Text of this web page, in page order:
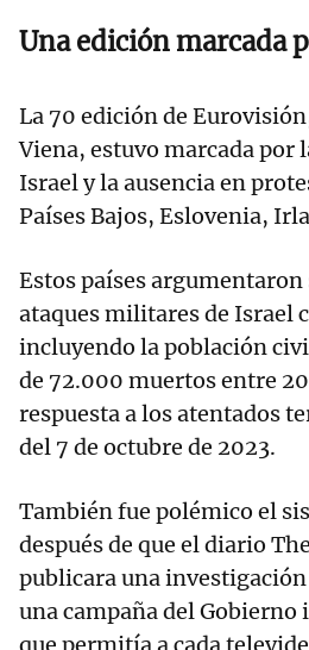
Una edición marcada
La 70 edición de
Viena, estuvo marcada por
Israel y la ausencia en
Países Bajos, Eslovenia,
Estos países
ataques militares de Israel
incluyendo la población
de 72.000 muertos entre
respuesta a los atentados
del 7 de octubre de 2023.
También fue polémico el
después de que el diario
publicara una investigación
una campaña del Gobierno